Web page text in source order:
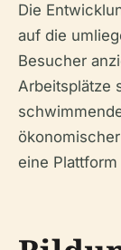
Die
auf die
Besucher
Arbeitsplätze
eine